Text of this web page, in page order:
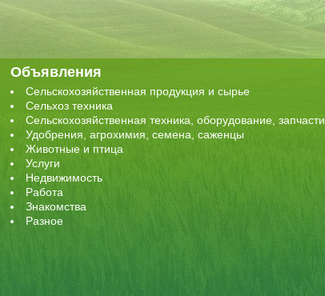
Объявления
Сельскохозяйственная продукция и сырье
Сельхоз техника
Сельскохозяйственная техника, оборудование, запчасти
Удобрения, агрохимия, семена, саженцы
Животные и птица
Услуги
Недвижимость
Работа
Знакомства
Разное